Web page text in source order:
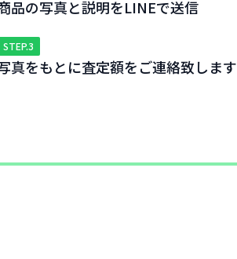
品の写真と説明をLINEで送信
STEP.3
真をもとに査定額をご連絡致します